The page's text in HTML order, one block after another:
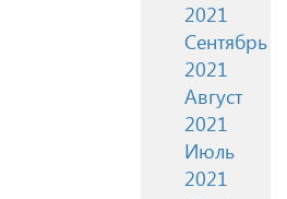
2021
Сентябрь
2021
Август
2021
Июль
2021